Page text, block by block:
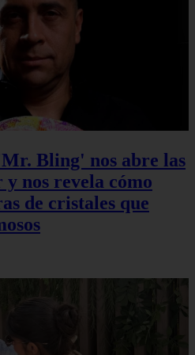
Bling' nos abre las
nos revela cómo
de cristales que